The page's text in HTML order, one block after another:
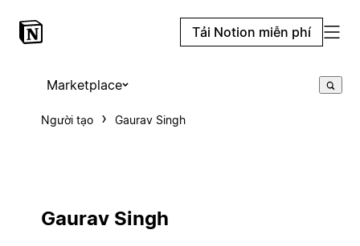
Tải Notion miễn phí
Marketplace
Người tạo Gaurav Singh
Gaurav Singh